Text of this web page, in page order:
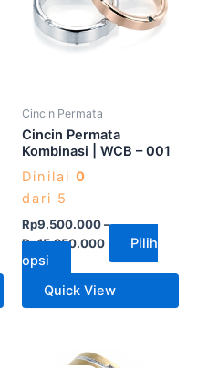
Cincin Permata
Cincin Permata
Kombinasi | WCB – 001
Dinilai 0
dari 5
Rp9.500.000–
Rp15.250.000
Pilih
opsi
beberapa
varian.
di
halaman
Quick View
Produk